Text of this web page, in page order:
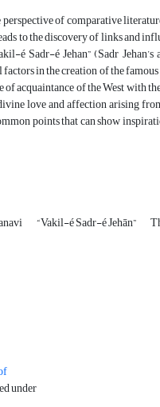
of comparative
to the discovery of links and
é Sadr-é Jehan” (Sadr
in the creation of the
of acquaintance of the West
love and affection arising
points that can show
“Vakil-é Sadr-é Jehān”
under